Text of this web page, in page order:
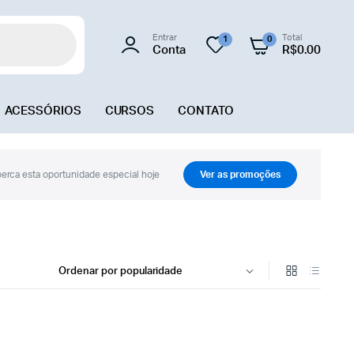
Entrar
Conta
1 0 Total
R$0.00
ACESSÓRIOS CURSOS CONTATO
esta oportunidade especial hoje Ver as promoções